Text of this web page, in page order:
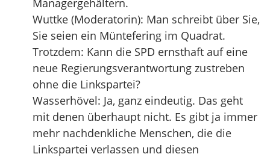
Managergehältern.
Wuttke (Moderatorin): Man schreibt über Sie,
Sie seien ein Müntefering im Quadrat.
Trotzdem: Kann die SPD ernsthaft auf eine
neue Regierungsverantwortung zustreben
ohne die Linkspartei?
Wasserhövel: Ja, ganz eindeutig. Das geht
mit denen überhaupt nicht. Es gibt ja immer
mehr nachdenkliche Menschen, die die
Linkspartei verlassen und diesen